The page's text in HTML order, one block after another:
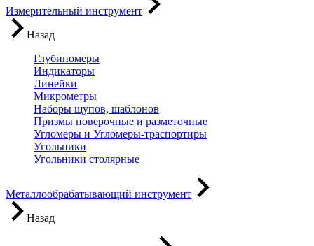
Измерительный инструмент
Назад
Глубиномеры
Индикаторы
Линейки
Микрометры
Наборы щупов, шаблонов
Призмы поверочные и разметочные
Угломеры и Угломеры-траспортиры
Угольники
Угольники столярные
Металлообрабатывающий инструмент
Назад